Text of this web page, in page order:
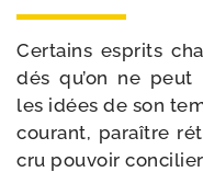
Certains esprits
dés qu’on ne
les idées de son
cou­rant, paraître
cru pou­voir